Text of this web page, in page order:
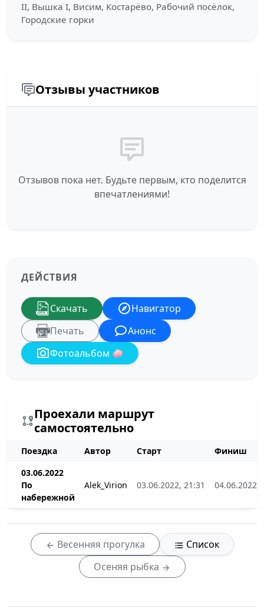
II, Вышка I, Висим, Костарёво, Рабочий посёлок,
Городские горки
Отзывы участников
Отзывов пока нет. Будьте первым, кто поделится
впечатлениями!
ДЕЙСТВИЯ
Скачать
Навигатор
Печать
Анонс
Фотоальбом 🧼
Проехали маршрут
самостоятельно
Поездка Автор Старт
Финиш
03.06.2022
По
набережной
Alek_Virion 03.06.2022, 21:31 04.06.2022,
Весенняя прогулка
Список
Осеняя рыбка